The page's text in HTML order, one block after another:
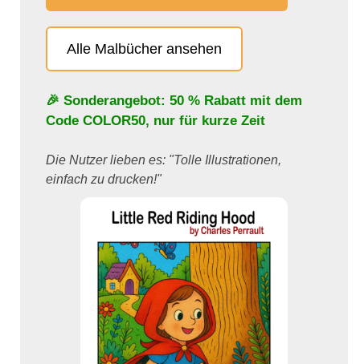
Alle Malbücher ansehen
🎉 Sonderangebot: 50 % Rabatt mit dem
Code COLOR50, nur für kurze Zeit
Die Nutzer lieben es: "Tolle Illustrationen,
einfach zu drucken!"